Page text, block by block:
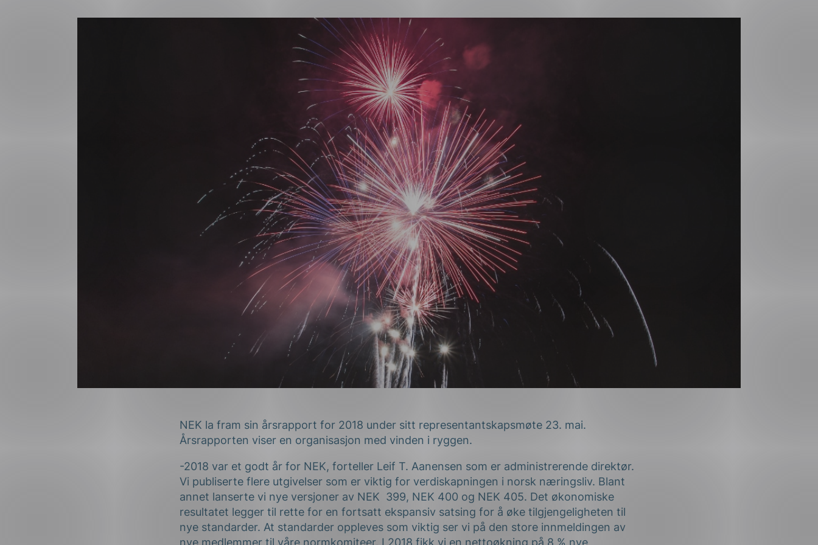
Velferdsteknologi
NEK la fram sin årsrapport for 2018 under sitt representantskapsmøte 23. mai.
Årsrapporten viser en organisasjon med vinden i ryggen.
-2018 var et godt år for NEK, forteller Leif T. Aanensen som er administrerende direktør.
Vi publiserte flere utgivelser som er viktig for verdiskapningen i norsk næringsliv. Blant
annet lanserte vi nye versjoner av NEK 399, NEK 400 og NEK 405. Det økonomiske
resultatet legger til rette for en fortsatt ekspansiv satsing for å øke tilgjengeligheten til
nye standarder. At standarder oppleves som viktig ser vi på den store innmeldingen av
nye medlemmer til våre normkomiteer. I 2018 fikk vi en nettoøkning på 8 % nye